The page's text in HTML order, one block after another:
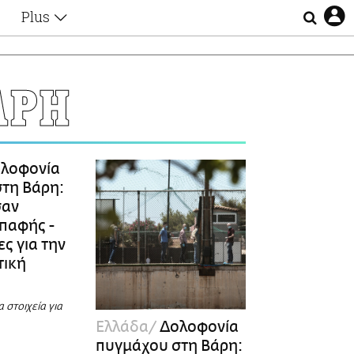
Plus
Αφιερώματα
Ζώδια
Οι Αθηναίοι
Απώλειες
Επιλογές
Βάρη:
-
για την
στοιχεία για
Ελλάδα Δολοφονία
πυγμάχου στη Βάρη: